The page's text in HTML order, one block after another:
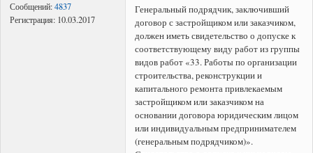
Сообщений:4837
Регистрация: 10.03.2017
Генеральный подрядчик, заключивший
договор с застройщиком или заказчиком,
должен иметь свидетельство о допуске к
соответствующему виду работ из группы
видов работ «33. Работы по организации
строительства, реконструкции и
капитального ремонта привлекаемым
застройщиком или заказчиком на
основании договора юридическим лицом
или индивидуальным предпринимателем
(генеральным подрядчиком)».